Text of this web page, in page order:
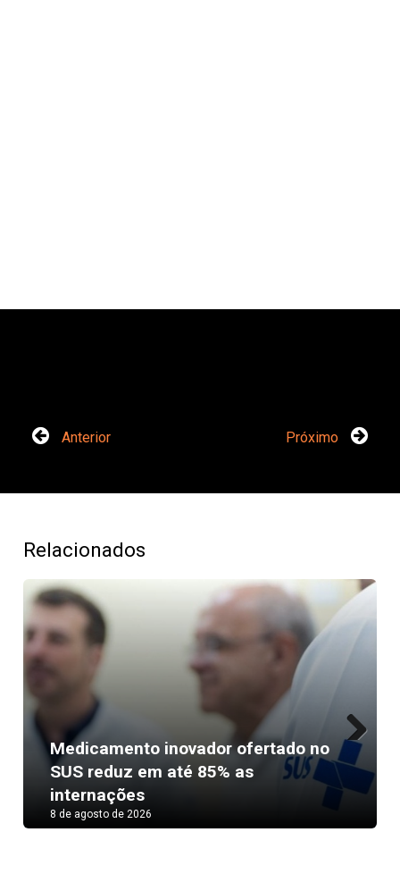
Anterior Próximo
Relacionados
Medicamento inovador ofertado no
SUS reduz em até 85% as
internações
8 de agosto de 2026
Next